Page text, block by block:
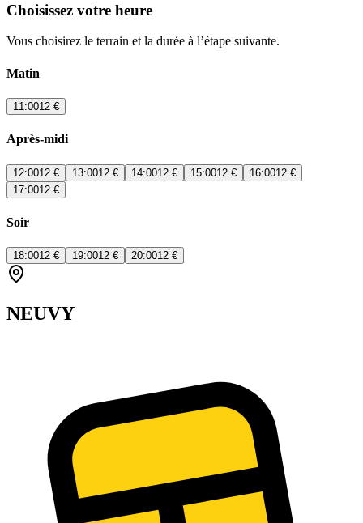
Choisissez votre heure
Vous choisirez le terrain et la durée à l’étape suivante.
Matin
11:0012 €
Après-midi
12:0012 € 13:0012 € 14:0012 € 15:0012 € 16:0012 €
17:0012 €
Soir
18:0012 € 19:0012 € 20:0012 €
NEUVY